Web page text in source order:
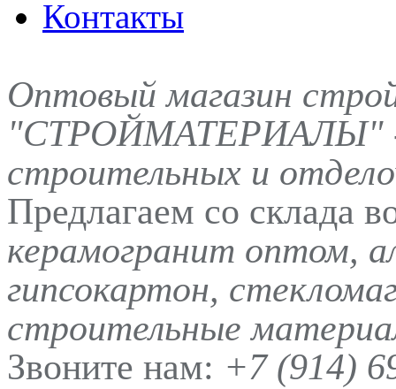
Контакты
Оптовый магазин
"СТРОЙМАТЕРИАЛЫ" -
строительных и
Предлагаем со склада
керамогранит оптом,
гипсокартон,
строительные
Звоните нам: +7 (914)